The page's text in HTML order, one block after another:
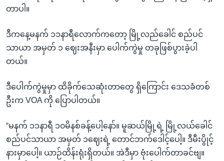
တာပါ။
ဒီကနေ့မနက် ၁၁နာရီလောက်ကတော့ မြို့လည်ခေါင် စည်ပင်
သာယာ အမှတ် ၁ ဈေးအနီးမှာ ပေါက်ကွဲမှု တခုဖြစ်ပွားခဲ့ပါ
တယ်။
ဒီပေါက်ကွဲမှုမှာ ထိခိုက်သေဆုံးတာတွေ ရှိကြောင်း ဒေသခံတစ်
ဦးက VOA ကို ပြောပါတယ်။
“မနက် ၁၁နာရီ ၁၀မိနစ်ခန့်ပေါ့နော်။ မူဆယ်မြို့ရဲ့ မြို့လယ်ခေါင်
စည်ပင်သာယာ အမှတ် ၁ဈေးရဲ့ တောင်ဘက်ဒေါင့်ပေါ့။ ဒီမီးပွိုင့်
နားမှာပေါ့။ ယာဉ်ထိန်းရုံးရှိတယ်။ အဲဒီမှာ ဗုံးပေါက်တာခင်ဗျ။